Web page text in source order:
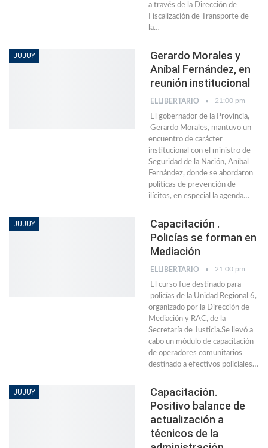
a través de la Dirección de
Fiscalización de Transporte de
la…
JUJUY
Gerardo Morales y
Aníbal Fernández, en
reunión institucional
ELLIBERTARIO 21:00 pm
El gobernador de la Provincia,
Gerardo Morales, mantuvo un
encuentro de carácter
institucional con el ministro de
Seguridad de la Nación, Aníbal
Fernández, donde se abordaron
políticas de prevención de
ilícitos, en especial la agenda…
JUJUY
Capacitación .
Policías se forman en
Mediación
ELLIBERTARIO 21:00 pm
El curso fue destinado para
policías de la Unidad Regional 6,
organizado por la Dirección de
Mediación y RAC, de la
Secretaría de Justicia.Se llevó a
cabo un módulo de capacitación
de operadores comunitarios
destinado a efectivos policiales…
JUJUY
Capacitación.
Positivo balance de
actualización a
técnicos de la